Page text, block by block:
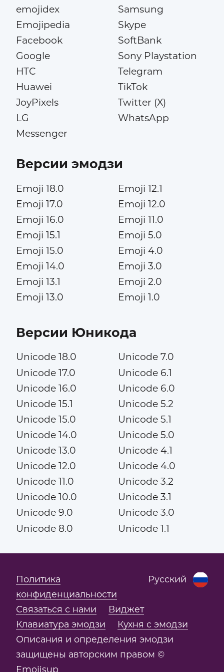
emojidex
Emojipedia
Facebook
Google
HTC
Huawei
JoyPixels
LG
Messenger
Samsung
Skype
SoftBank
Sony Playstation
Telegram
TikTok
Twitter (X)
WhatsApp
Версии эмодзи
Emoji 18.0
Emoji 17.0
Emoji 16.0
Emoji 15.1
Emoji 15.0
Emoji 14.0
Emoji 13.1
Emoji 13.0
Emoji 12.1
Emoji 12.0
Emoji 11.0
Emoji 5.0
Emoji 4.0
Emoji 3.0
Emoji 2.0
Emoji 1.0
Версии Юникода
Unicode 18.0
Unicode 17.0
Unicode 16.0
Unicode 15.1
Unicode 15.0
Unicode 14.0
Unicode 13.0
Unicode 12.0
Unicode 11.0
Unicode 10.0
Unicode 9.0
Unicode 8.0
Unicode 7.0
Unicode 6.1
Unicode 6.0
Unicode 5.2
Unicode 5.1
Unicode 5.0
Unicode 4.1
Unicode 4.0
Unicode 3.2
Unicode 3.1
Unicode 3.0
Unicode 1.1
Русский
Политика
конфиденциальности
Связаться с нами
Виджет
Клавиатура эмодзи
Кухня с эмодзи
Описания и определения эмодзи
защищены авторским правом ©
Emojisup